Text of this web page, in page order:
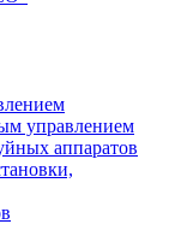
управлением
аппаратов